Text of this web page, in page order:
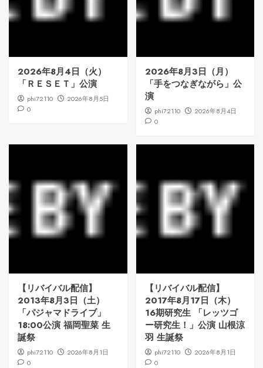
2026年8月4日（火）
「ＲＥＳＥＴ」公演
phi72110
2026年8月5日
0
2026年8月3日（月）
「手をつなぎながら」公
演
phi72110
2026年8月4日
0
【リバイバル配信】
2013年8月3日（土）
「パジャマドライブ」
18:00公演 福岡聖菜 生
誕祭
phi72110
2026年8月1日
0
【リバイバル配信】
2017年8月17日（木）
16期研究生 「レッツゴ
ー研究生！」公演 山根涼
羽 生誕祭
phi72110
2026年8月1日
0